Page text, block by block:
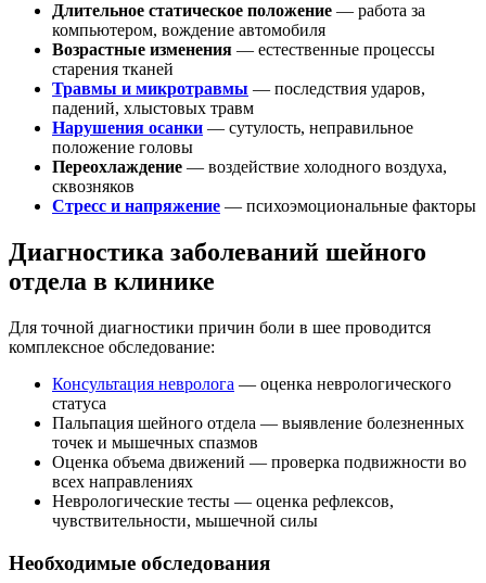
Длительное статическое положение — работа за
компьютером, вождение автомобиля
Возрастные изменения — естественные процессы
старения тканей
Травмы и микротравмы — последствия ударов,
падений, хлыстовых травм
Нарушения осанки — сутулость, неправильное
положение головы
Переохлаждение — воздействие холодного воздуха,
сквозняков
Стресс и напряжение — психоэмоциональные факторы
Диагностика заболеваний шейного
отдела в клинике
Для точной диагностики причин боли в шее проводится
комплексное обследование:
Консультация невролога — оценка неврологического
статуса
Пальпация шейного отдела — выявление болезненных
точек и мышечных спазмов
Оценка объема движений — проверка подвижности во
всех направлениях
Неврологические тесты — оценка рефлексов,
чувствительности, мышечной силы
Необходимые обследования